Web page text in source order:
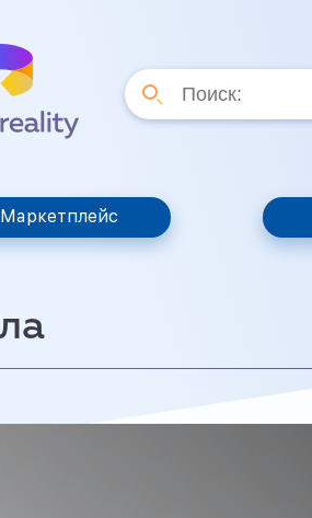
Маркетплейс